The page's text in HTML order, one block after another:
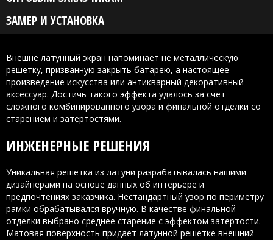
ЗАМЕР И УСТАНОВКА
Внешне латунный экран напоминает не металлическую
решетку, призванную закрыть батарею, а настоящее
произведение искусства или антикварный декоративный
аксессуар. Достичь такого эффекта удалось за счет
сложного комбинированного узора и финальной отделки со
старением и затертостями.
ИНЖЕНЕРНЫЕ РЕШЕНИЯ
Уникальная решетка из латуни разрабатывалась нашими
дизайнерами на основе данных об интерьере и
предпочтениях заказчика. Нестандартный узор по периметру
рамки обрабатывался вручную. В качестве финальной
отделки выбрано среднее старение с эффектом затертости.
Матовая поверхность придает латунной решетке внешний